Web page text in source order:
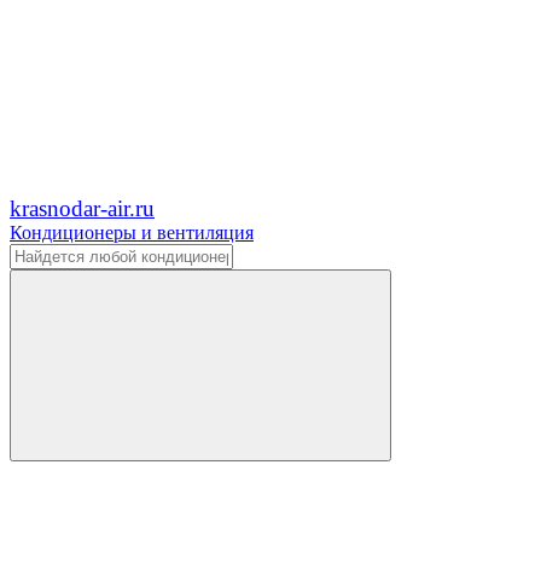
krasnodar-air.ru
Кондиционеры и вентиляция